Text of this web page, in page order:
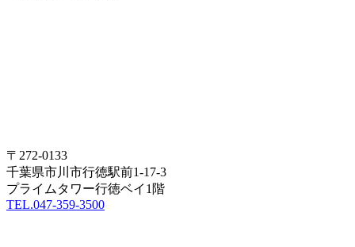
〒272-0133
千葉県市川市行徳駅前1-17-3
プライムタワー行徳ベイ1階
TEL.047-359-3500